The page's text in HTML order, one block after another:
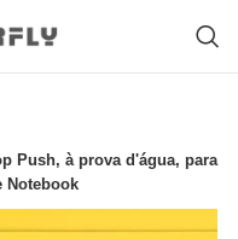
Push, à prova d'água, para
Notebook